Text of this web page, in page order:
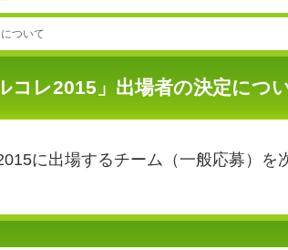
ついて
コレ2015」出場者の決定につ
に出場するチーム（一般応募）を